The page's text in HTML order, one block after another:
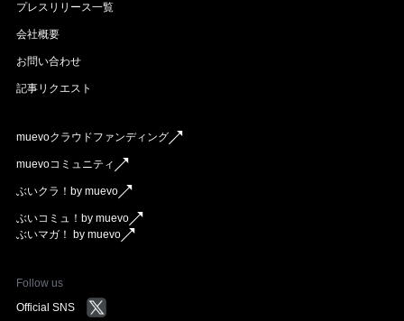
プレスリリース一覧
会社概要
お問い合わせ
記事リクエスト
muevoクラウドファンディング
muevoコミュニティ
ぶいクラ！by muevo
ぶいコミュ！by muevo
ぶいマガ！ by muevo
Follow us
Official SNS